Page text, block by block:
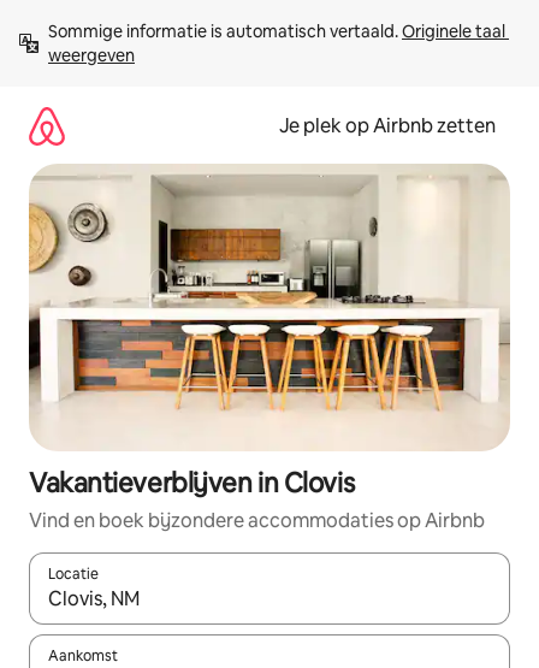
direct
naar
Sommige informatie is automatisch vertaald. Originele taal
weergeven
Je plek op Airbnb zetten
Vakantieverblijven in Clovis
Vind en boek bijzondere accommodaties op Airbnb
Locatie
Wanneer er resultaten beschikbaar zijn, maak je een keuze
Aankomst